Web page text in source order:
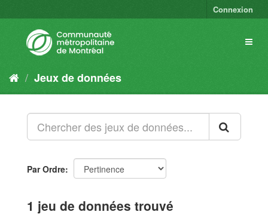
Connexion
Jeux de données
Par Ordre
1 jeu de données trouvé